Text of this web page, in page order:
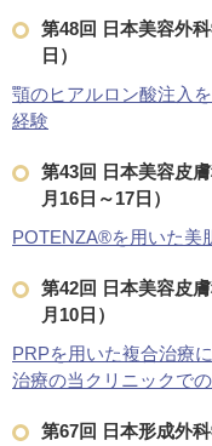
滴
第48回 日本美容外
日）
顎のヒアルロン酸注入
経験
第43回 日本美容皮
月16日～17日）
POTENZA®を用いた美
第42回 日本美容皮
月10日）
PRPを用いた複合治療
治療の当クリニックで
第67回 日本形成外